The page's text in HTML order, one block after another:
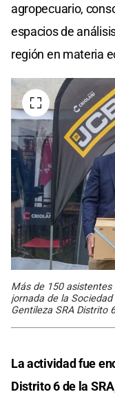
agropecuario,
espacios de
región en materia
Más de 150
jornada de la
Gentileza SRA Distrito 6
La actividad fue
Distrito 6 de la